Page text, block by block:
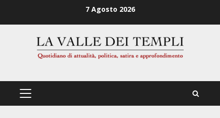
7 Agosto 2026
PRIMÄRES